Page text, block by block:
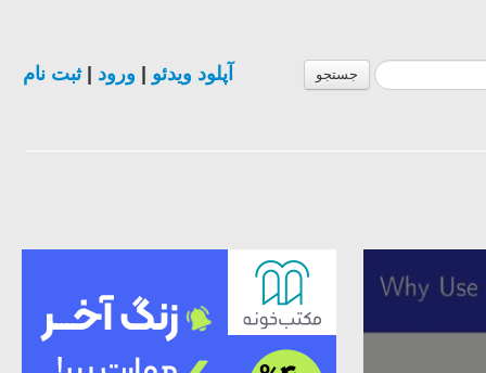
جستجو آپلود ویدئو ورود |ثبت نام